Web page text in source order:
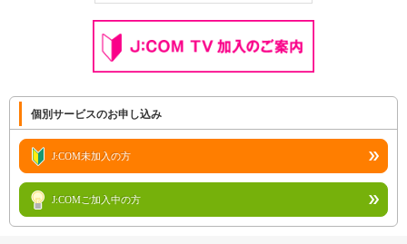
個別サービスのお申し込み
J:COM未加入の方
J:COMご加入中の方